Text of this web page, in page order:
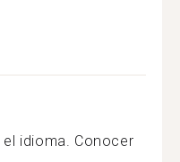
idioma. Conocer